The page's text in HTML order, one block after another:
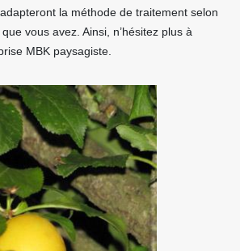
la méthode de traitement selon
vous avez. Ainsi, n’hésitez plus à
MBK paysagiste.